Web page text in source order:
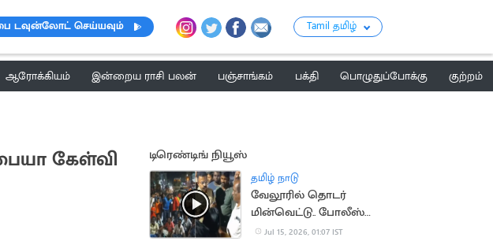
டவுன்லோட் செய்யவும் Tamil தமிழ்
ஆரோக்கியம் இன்றைய ராசி பலன் பஞ்சாங்கம் பக்தி பொழுதுப்போக்கு
குற்றம்
கேள்வி டிரெண்டிங் நியூஸ்
தமிழ் நாடு
வேலூரில் தொடர்
மின்வெட்டு.. போலீஸ்
பேச்சால் சர்ச்சை
Jul 15, 2026, 01:07 IST